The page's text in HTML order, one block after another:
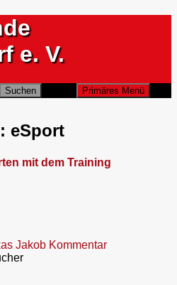
e. V.
Primäres Menü
eSport
mit dem Training
Jakob Kommentar